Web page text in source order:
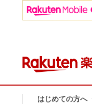
はじめての方へ